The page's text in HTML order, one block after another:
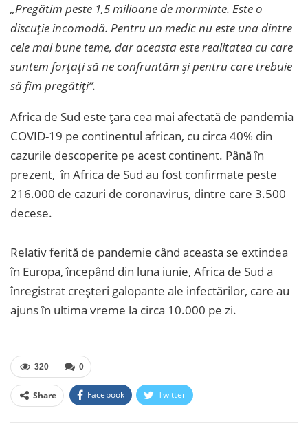
„Pregătim peste 1,5 milioane de morminte. Este o
discuţie incomodă. Pentru un medic nu este una dintre
cele mai bune teme, dar aceasta este realitatea cu care
suntem forţaţi să ne confruntăm şi pentru care trebuie
să fim pregătiţi”.
Africa de Sud este ţara cea mai afectată de pandemia
COVID-19 pe continentul african, cu circa 40% din
cazurile descoperite pe acest continent. Până în
prezent, în Africa de Sud au fost confirmate peste
216.000 de cazuri de coronavirus, dintre care 3.500
decese.
Relativ ferită de pandemie când aceasta se extindea
în Europa, începând din luna iunie, Africa de Sud a
înregistrat creşteri galopante ale infectărilor, care au
ajuns în ultima vreme la circa 10.000 pe zi.
0
320
Share Facebook Twitter